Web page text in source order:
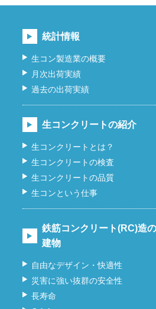
統計情報
生コン製造業の概要
月次出荷実績
過去の出荷実績
生コンクリートの紹介
生コンクリートとは？
生コンクリートの検査
生コンクリートの品質
生コンという仕事
鉄筋コンクリート(RC)造の
建物
自由なデザイン・快適性
災害に強い抜群の安全性
長寿命